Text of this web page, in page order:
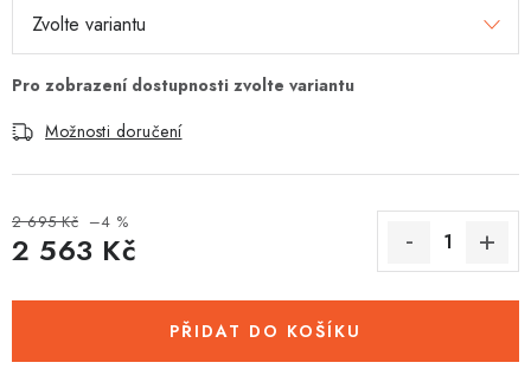
Možnosti doručení
2 695 Kč –4 %
2 563 Kč
PŘIDAT DO KOŠÍKU